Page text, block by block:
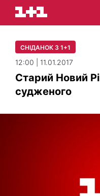
СНІДАНОК З 1+1
12:00 | 11.01.2017
Старий Новий
судженого